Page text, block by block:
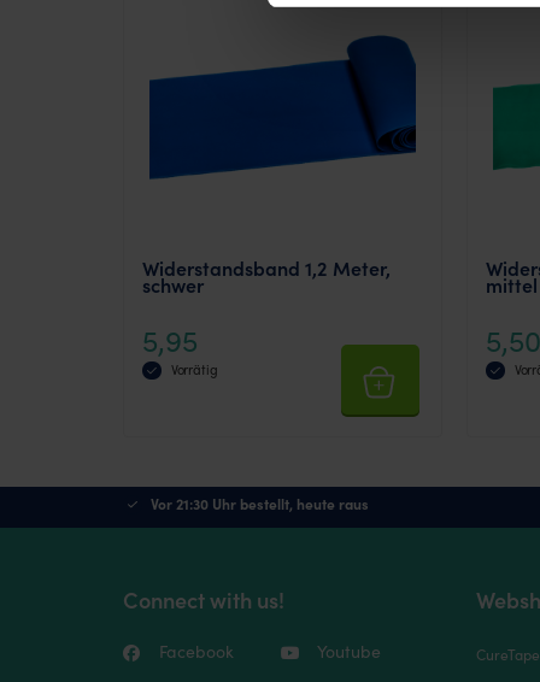
Widerstandsband 1,2 Meter,
schwer
5,95
Vorrätig
mittel
5,50
Vor 21:30 Uhr bestellt, heute raus
Connect with us!
Facebook Youtube